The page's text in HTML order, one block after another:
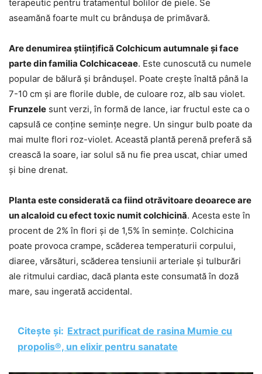
terapeutic pentru tratamentul bolilor de piele. Se
aseamănă foarte mult cu brândușa de primăvară.
Are denumirea științifică Colchicum autumnale și face
parte din familia Colchicaceae. Este cunoscută cu numele
popular de bălură și brândușel. Poate crește înaltă până la
7-10 cm și are florile duble, de culoare roz, alb sau violet.
Frunzele sunt verzi, în formă de lance, iar fructul este ca o
capsulă ce conține semințe negre. Un singur bulb poate da
mai multe flori roz-violet. Această plantă perenă preferă să
crească la soare, iar solul să nu fie prea uscat, chiar umed
și bine drenat.
Planta este considerată ca fiind otrăvitoare deoarece are
un alcaloid cu efect toxic numit colchicină. Acesta este în
procent de 2% în flori și de 1,5% în semințe. Colchicina
poate provoca crampe, scăderea temperaturii corpului,
diaree, vărsături, scăderea tensiunii arteriale și tulburări
ale ritmului cardiac, dacă planta este consumată în doză
mare, sau ingerată accidental.
Citește și: Extract purificat de rasina Mumie cu
propolis®, un elixir pentru sanatate